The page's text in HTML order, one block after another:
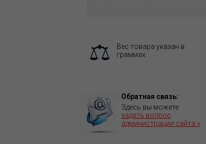
Вес товара указан в
граммах
Обратная связь:
Здесь вы можете
задать вопрос
администрации сайта »